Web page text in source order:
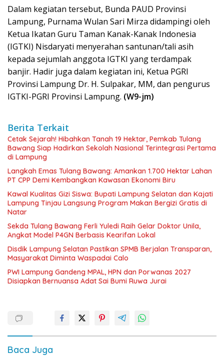
Dalam kegiatan tersebut, Bunda PAUD Provinsi
Lampung, Purnama Wulan Sari Mirza didampingi oleh
Ketua Ikatan Guru Taman Kanak-Kanak Indonesia
(IGTKI) Nisdaryati menyerahan santunan/tali asih
kepada sejumlah anggota IGTKI yang terdampak
banjir. Hadir juga dalam kegiatan ini, Ketua PGRI
Provinsi Lampung Dr. H. Sulpakar, MM, dan pengurus
IGTKI-PGRI Provinsi Lampung. (W9-jm)
Berita Terkait
Cetak Sejarah! Hibahkan Tanah 19 Hektar, Pemkab Tulang
Bawang Siap Hadirkan Sekolah Nasional Terintegrasi Pertama
di Lampung
Langkah Emas Tulang Bawang: Amankan 1.700 Hektar Lahan
PT CPP Demi Kembangkan Kawasan Ekonomi Biru
Kawal Kualitas Gizi Siswa: Bupati Lampung Selatan dan Kajati
Lampung Tinjau Langsung Program Makan Bergizi Gratis di
Natar
Sekda Tulang Bawang Ferli Yuledi Raih Gelar Doktor Unila,
Angkat Model P4GN Berbasis Kearifan Lokal
Disdik Lampung Selatan Pastikan SPMB Berjalan Transparan,
Masyarakat Diminta Waspadai Calo
PWI Lampung Gandeng MPAL, HPN dan Porwanas 2027
Disiapkan Bernuansa Adat Sai Bumi Ruwa Jurai
Baca Juga